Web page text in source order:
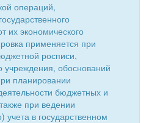
операций,
их экономического
применяется при
росписи,
учреждения, обоснований
планировании
бюджетных и
при ведении
учета в государственном